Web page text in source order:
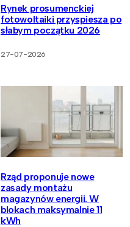
Rynek prosumenckiej
fotowoltaiki przyspiesza po
słabym początku 2026
27-07-2026
Rząd proponuje nowe
zasady montażu
magazynów energii. W
blokach maksymalnie 11
kWh